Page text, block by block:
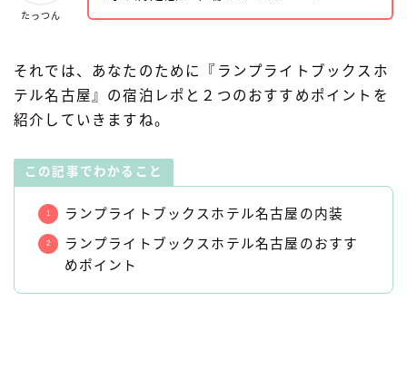
たっつん
それでは、あなたのために『ランプライトブックスホ
テル名古屋』の宿泊レポと２つのおすすめポイントを
紹介していきますね。
この記事でわかること
ランプライトブックスホテル名古屋の内装
ランプライトブックスホテル名古屋のおすす
めポイント